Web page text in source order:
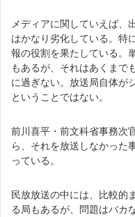
メディアに関していえば、
はかなり劣化している。特
報の役割を果たしている。
もあるが、それはあくまで
に過ぎない。放送局自体が
ということではない。
前川喜平・前文科省事務次
ら、それを放送しなかった
っている。
民放放送の中には、比較的
る局もあるが、問題はバカ